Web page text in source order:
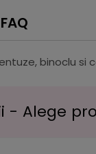
FAQ
binoclu si
- Alege